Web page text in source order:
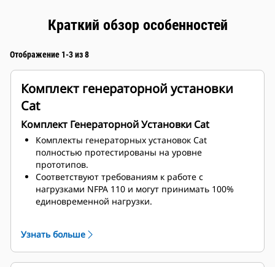
Краткий обзор особенностей
Отображение 1-3 из 8
Комплект генераторной установки
Cat
Комплект Генераторной Установки Cat
Комплекты генераторных установок Cat
полностью протестированы на уровне
прототипов.
Соответствуют требованиям к работе с
нагрузками NFPA 110 и могут принимать 100%
единовременной нагрузки.
характеристикам.
Узнать больше